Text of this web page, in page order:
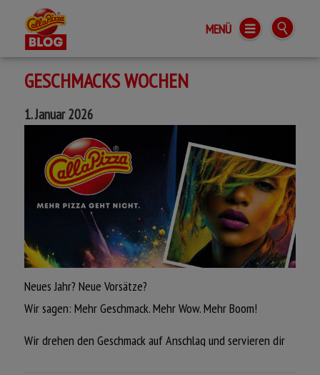
Call a Pizza BLOG
MENÜ
GESCHMACKS WOCHEN
1. Januar 2026
Neues Jahr? Neue Vorsätze?
Wir sagen: Mehr Geschmack. Mehr Wow. Mehr Boom!
Wir drehen den Geschmack auf Anschlag und servieren dir